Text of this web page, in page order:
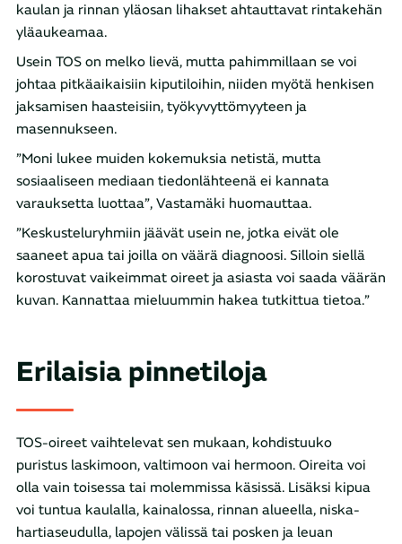
kaulan ja rinnan yläosan lihakset ahtauttavat rintakehän
yläaukeamaa.
Usein TOS on melko lievä, mutta pahimmillaan se voi
johtaa pitkäaikaisiin kiputiloihin, niiden myötä henkisen
jaksamisen haasteisiin, työkyvyttömyyteen ja
masennukseen.
”Moni lukee muiden kokemuksia netistä, mutta
sosiaaliseen mediaan tiedonlähteenä ei kannata
varauksetta luottaa”, Vastamäki huomauttaa.
”Keskusteluryhmiin jäävät usein ne, jotka eivät ole
saaneet apua tai joilla on väärä diagnoosi. Silloin siellä
korostuvat vaikeimmat oireet ja asiasta voi saada väärän
kuvan. Kannattaa mieluummin hakea tutkittua tietoa.”
Erilaisia pinnetiloja
TOS-oireet vaihtelevat sen mukaan, kohdistuuko
puristus laskimoon, valtimoon vai hermoon. Oireita voi
olla vain toisessa tai molemmissa käsissä. Lisäksi kipua
voi tuntua kaulalla, kainalossa, rinnan alueella, niska-
hartiaseudulla, lapojen välissä tai posken ja leuan